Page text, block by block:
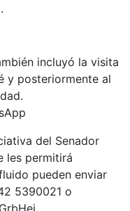
incluyó la visita
y posteriormente al
del Senador
les permitirá
pueden enviar
5390021 o